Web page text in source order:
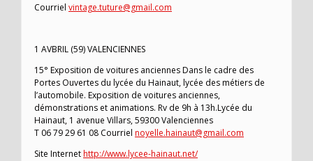
Courriel vintage.tuture@gmail.com
1 AVBRIL (59) VALENCIENNES
15° Exposition de voitures anciennes Dans le cadre des
Portes Ouvertes du lycée du Hainaut, lycée des métiers de
l’automobile. Exposition de voitures anciennes,
démonstrations et animations. Rv de 9h à 13h.Lycée du
Hainaut, 1 avenue Villars, 59300 Valenciennes
T 06 79 29 61 08 Courriel noyelle.hainaut@gmail.com
Site Internethttp://www.lycee-hainaut.net/